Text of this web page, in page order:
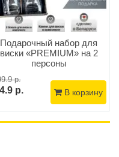
Подарочный набор для
виски «PREMIUM» на 2
персоны
р.
р. В корзину